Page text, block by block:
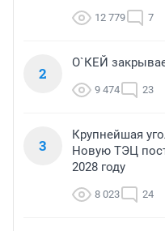
12 779 7
2
О`КЕЙ
9 474 23
3
Крупнейшая
Новую ТЭЦ
2028 году
8 023 24